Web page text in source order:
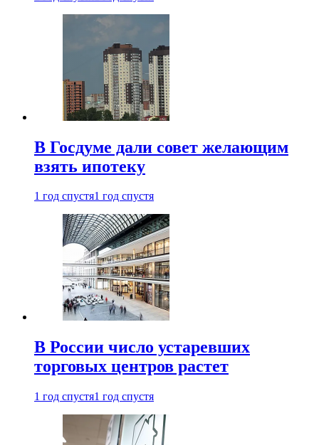
В Госдуме дали совет желающим
взять ипотеку
1 год спустя1 год спустя
В России число устаревших
торговых центров растет
1 год спустя1 год спустя